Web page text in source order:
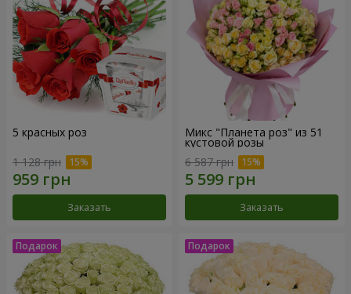
5 красных роз
1 128 грн
Заказать
Микс "Планета роз" из 51
кустовой розы
6 587 грн
Заказать